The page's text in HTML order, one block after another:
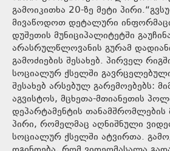
გამოიკითხა 20-ზე მეტი
მივაწოდოთ დეტალური
დუშეთის მუნიციპალიტეტში
არასრულწლოვანის გურამ
გამოძიების შესახებ. პირველ
სოციალურ ქსელში
შესახებ არსებულ გარემოებებს:
აგვისტოს, მცხეთა-მთიანეთის
დეპარტამენტის თანამშრომლების
პირი, რომელმაც აღნიშნული
სოციალურ ქსელში ატვირთა.